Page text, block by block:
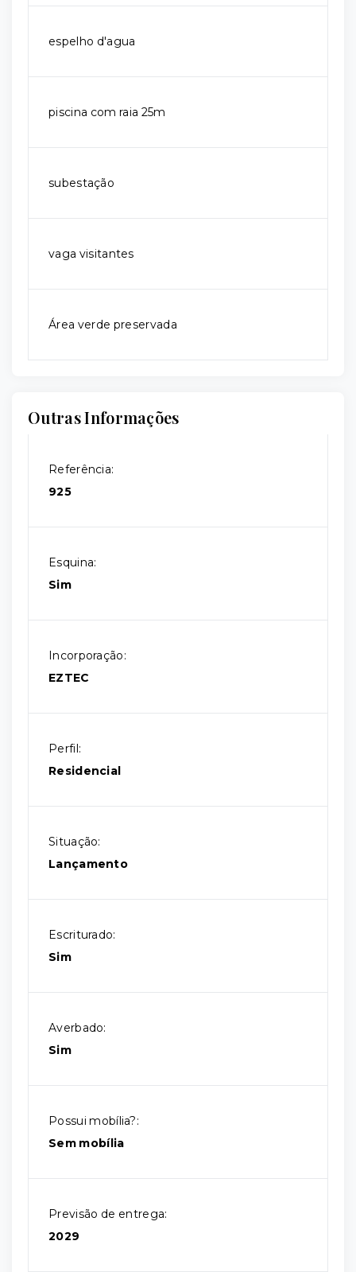
espelho d'agua
piscina com raia 25m
subestação
vaga visitantes
Área verde preservada
Outras Informações
Referência:
925
Esquina:
Sim
Incorporação:
EZTEC
Perfil:
Residencial
Situação:
Lançamento
Escriturado:
Sim
Averbado:
Sim
Possui mobília?:
Sem mobília
Previsão de entrega:
2029